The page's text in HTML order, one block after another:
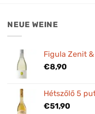
NEUE WEINE
Figula Zenit
€8,90
Hétszőlő 5
€51,90